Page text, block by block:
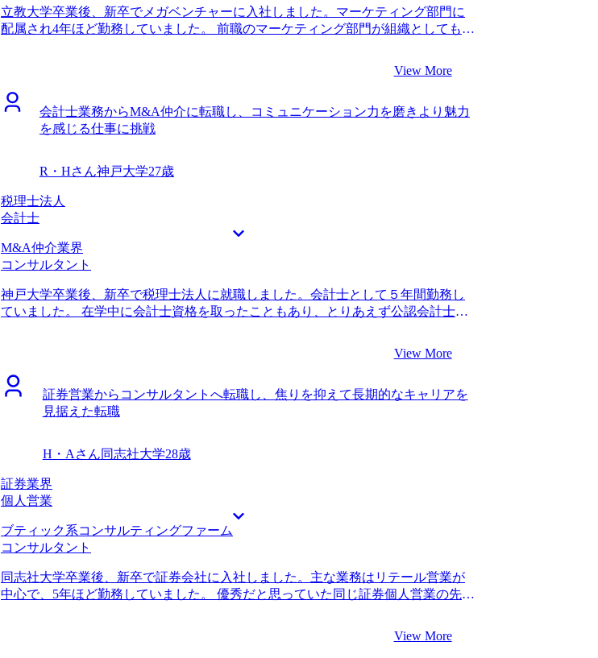
たので、挫折することなく頑張り続けることができました。 また、私のマーケテ
ィング領域の経験をかなり事細かにヒアリングしてくれて、職務経歴書をとても
に伝えてくれる方だったので、忖度ない意見をもらえたことで最後まで安心して
に変化がなくなってきて、成長も止まってきていたタイミングだったので、ベス
トのタイミングで転職ができました。 これまでのキャリアを振り返った時、将来
のキャリアビジョンを意識せず、成り行きでキャリアを積んできていたことを今
望にも目を向けながら仕事を頑張ろうと思いました。 転職前は年収450万円、転職
で、コンサルタントとして成長する中で見つけたいと思います。中途入社の方が
多いファームなので、色々な方のキャリアを参考にしながら、コンサルタントと
立教大学卒業後、新卒でメガベンチャーに入社しました。マーケティング部門に
配属され4年ほど勤務していました。 前職のマーケティング部門が組織としても事
うな力を身に着けたいと思っていたので、環境を変える決意をしました。 前職で
コンサルタント経験のあるメンバーが非常に優秀で、常々刺激を受けていまし
た。マーケターの能力として、媒体や消費者の理解だけでなく、プロジェクトを
リードできる能力も重要だと感じたので、総合的なビジネスマンとしてのスキル
した相談ではなく、あくまで一選択肢として根本的なキャリアプランからしっか
りとヒアリングしてくれたので、私のキャリアと真摯に向き合ってくれていると
信頼できました。安部さんは私の前職の業務内容についても深く理解されてい
て、この方なら任せられると感じたので支援をお願いしようと思い至りました。
なにより業界に対してのとても多い知識量に驚きました。どのファームならどう
いったマーケティングの案件があるのか丁寧に教えてくれたので、自分の実力、
スキルではどのファームが合っているのかを見極めることができ、転職先の目標
も、的確に企業選定をしてもらえたので、これ以上ない企業研究ができました。
しっかりと企業研究をした上、自分の希望に合った企業だけを納得して志願でき
た。 また、安部さんのサポートもあり選考の軸をしっかりと作れたので、面接の
沢な悩みですが、受けているファームならどこにいっても良いと思っていたの
で、複数内定もらった時にとても迷いました。もう少し自分の中であらかじめ優
先順位をつけておいても良かったと思っています。 転職前は年収600万円、転職後
して価値提供ができるような人材になりたいと思っています。プロジェクトに携
View More
会計士業務からM&A仲介に転職し、コミュニケーション力を磨きより魅力
を感じる仕事に挑戦
R・Hさん神戸大学27歳
税理士法人
会計士
M&A仲介業界
コンサルタント
神戸大学卒業後、新卒で税理士法人に就職しました。会計士として５年間勤務し
ていました。 在学中に会計士資格を取ったこともあり、とりあえず公認会計士の
のある仕事を見つけたいと思い転職活動を始めました。 自分一人では会計士から
異業種に転職するというイメージが全くつかず、とにかく様々なエージェントさ
んから可能性を提案いただいていました。その中でMyVisionの安部さんからM&A
仲介という業界を教えていただいて、興味が湧いたのがきっかけです。 ７社で
り、これでは肌に合う職を見つけられないのではと思っていました。その中で
MyVisionの安部さんからはM&A仲介という一人ではイメージすらできなかったポ
ジションを紹介していただけたためです。話を聞いてみて、非常にチャレンジン
グでやりがいのある仕事と思えたため、挑戦してみようと思い、MyVisionに決め
ました。 知見的に会計士を生かせる部分があるとはいえ、営業経験などが私には
全くなかったので、コミュニケーションという初歩的な部分から徹底的に叩き直
していただきました。特に回答が冗長になってしまう癖と表情が硬くなってしま
うえで絶対にNGと厳しく指導いただきました。 最初は転職先の年収の高さに惹か
れていただけでしたが、企業研究したり面接でお話を伺う中で社会的意義の高さ
いを感じる職業に転職できてよかったです。 会計士以外のポジションを探したい
View More
証券営業からコンサルタントへ転職し、焦りを抑えて長期的なキャリアを
見据えた転職
H・Aさん同志社大学28歳
証券業界
個人営業
ブティック系コンサルティングファーム
コンサルタント
同志社大学卒業後、新卒で証券会社に入社しました。主な業務はリテール営業が
中心で、5年ほど勤務していました。 優秀だと思っていた同じ証券個人営業の先輩
に自分のスキルセットを考えてみるとポータブルなスキルは少なく、ならば一刻
View More